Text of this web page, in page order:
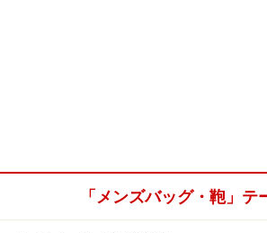
「メンズバッグ・鞄」テ